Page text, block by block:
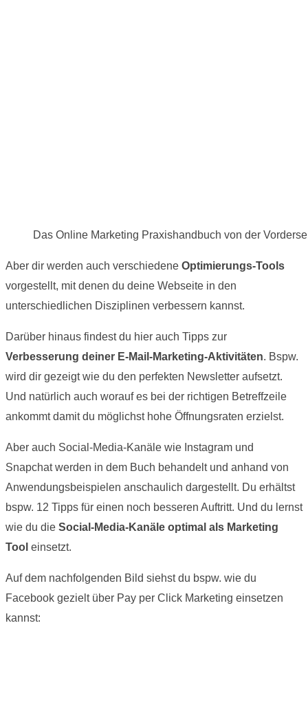
Das Online Marketing Praxishandbuch von der
Aber dir werden auch verschiedene Optimierungs-Tools
vorgestellt, mit denen du deine Webseite in den
unterschiedlichen Disziplinen verbessern kannst.
Darüber hinaus findest du hier auch Tipps zur
Verbesserung deiner E-Mail-Marketing-Aktivitäten. Bspw.
wird dir gezeigt wie du den perfekten Newsletter aufsetzt.
Und natürlich auch worauf es bei der richtigen Betreffzeile
ankommt damit du möglichst hohe Öffnungsraten erzielst.
Aber auch Social-Media-Kanäle wie Instagram und
Snapchat werden in dem Buch behandelt und anhand von
Anwendungsbeispielen anschaulich dargestellt. Du erhältst
bspw. 12 Tipps für einen noch besseren Auftritt. Und du lernst
wie du die Social-Media-Kanäle optimal als Marketing
Tool einsetzt.
Auf dem nachfolgenden Bild siehst du bspw. wie du
Facebook gezielt über Pay per Click Marketing einsetzen
kannst: